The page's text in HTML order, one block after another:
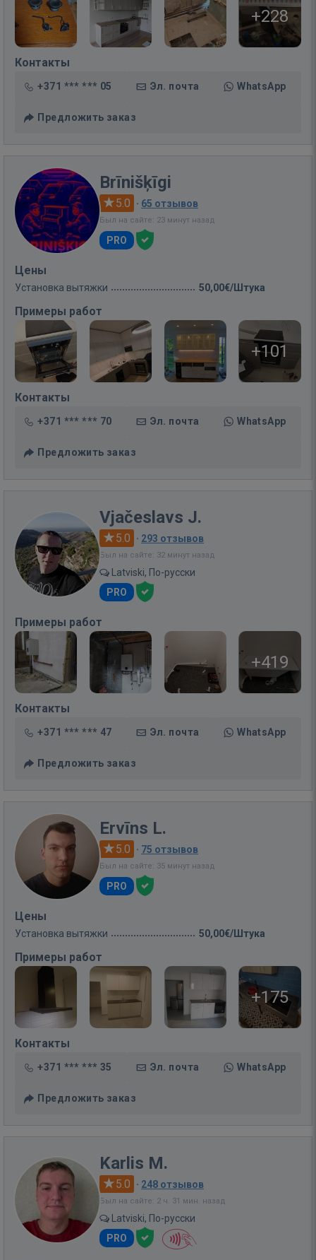
+228
Контакты
+371 *** *** 05 Эл. почта WhatsApp
Предложить заказ
Brīnišķīgi
5.0 · 65 отзывов
Был на сайте: 23 минут назад
PRO
Цены
Установка вытяжки 50,00€/Штука
Примеры работ
+101
Контакты
+371 *** *** 70 Эл. почта WhatsApp
Предложить заказ
Vjačeslavs J.
5.0 · 293 отзывов
Был на сайте: 32 минут назад
Latviski, По-русски
PRO
Примеры работ
+419
Контакты
+371 *** *** 47 Эл. почта WhatsApp
Предложить заказ
Ervīns L.
5.0 · 75 отзывов
Был на сайте: 35 минут назад
PRO
Цены
Установка вытяжки 50,00€/Штука
Примеры работ
+175
Контакты
+371 *** *** 35 Эл. почта WhatsApp
Предложить заказ
Karlis M.
5.0 · 248 отзывов
Был на сайте: 2 ч. 31 мин. назад
Latviski, По-русски
PRO